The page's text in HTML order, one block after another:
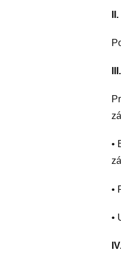
•
•
•